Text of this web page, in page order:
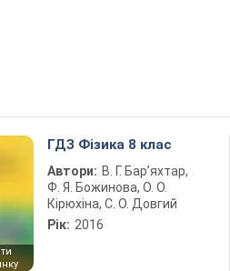
ГДЗ Фізика 8 клас
Автори: В. Г. Бар’яхтар,
Ф. Я. Божинова, О. О.
Кірюхіна, С. О. Довгий
Рік: 2016